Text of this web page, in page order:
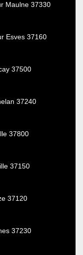
Maulne 37330
Esves 37160
37500
37240
37800
37150
37120
37230